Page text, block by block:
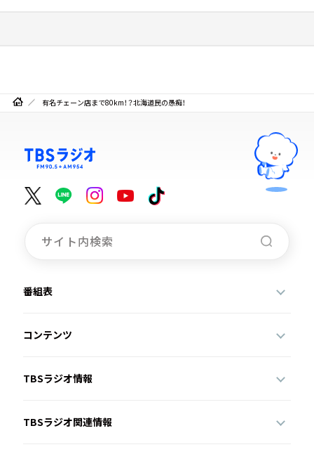
有名チェーン店まで80km！？北海道民の愚痴！
番組表
コンテンツ
TBSラジオ情報
TBSラジオ関連情報